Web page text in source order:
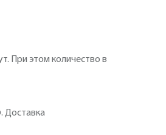
При этом количество в
Доставка